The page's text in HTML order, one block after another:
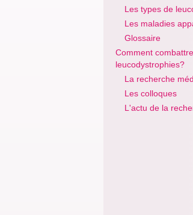
Les types de
Les maladies
Glossaire
Comment
leucodystrophies?
La recherche
Les colloques
L'actu de la